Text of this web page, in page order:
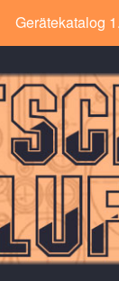
Gerätekatalog